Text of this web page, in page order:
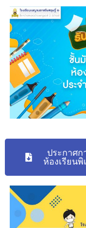
ประกาศก
ห้องเรียนพิ